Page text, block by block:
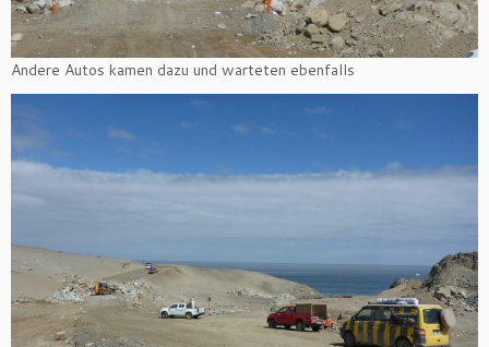
Andere Autos kamen dazu und warteten ebenfalls